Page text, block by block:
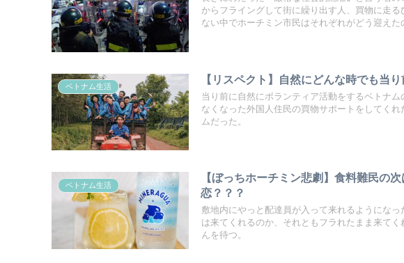
からフライングして街に繰り出す人、買物に走
ない中でホーチミン市民はそれぞれがどう迎えた
ベトナム生活
【リスペクト】自然にどんな時でも当
当り前に自然にボランティア活動をするベトナ
なくなった外国人住民の買物サポートをしてく
ムだった。
ベトナム生活
【ぼっちホーチミン悲劇】食料難民の
恋？？？
敷地内にやっと配達員が入って来れるようにな
は来てくれるのか、それともフラれたまま来て
んを待つ。